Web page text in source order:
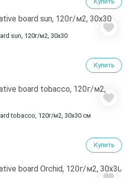
sun, 120г/м2, 30х30
Купить
tobacco, 120г/м2, 30х30 см
Купить